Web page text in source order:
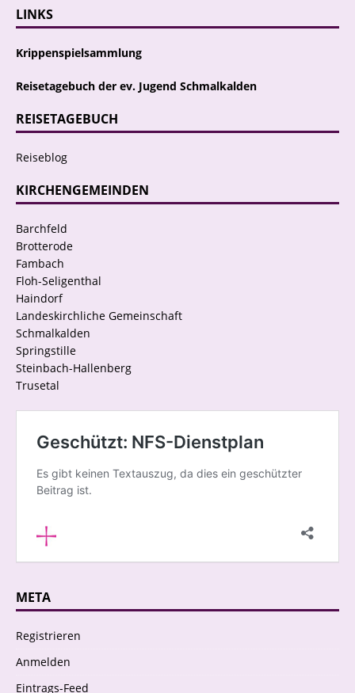
LINKS
Krippenspielsammlung
Reisetagebuch der ev. Jugend Schmalkalden
REISETAGEBUCH
Reiseblog
KIRCHENGEMEINDEN
Barchfeld
Brotterode
Fambach
Floh-Seligenthal
Haindorf
Landeskirchliche Gemeinschaft
Schmalkalden
Springstille
Steinbach-Hallenberg
Trusetal
META
Registrieren
Anmelden
Eintrags-Feed